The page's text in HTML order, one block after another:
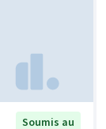
Soumis au